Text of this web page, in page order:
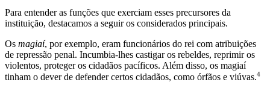
Para entender as funções que exerciam esses precursores da
instituição, destacamos a seguir os considerados principais.
Os magiaí, por exemplo, eram funcionários do rei com atribuições
de repressão penal. Incumbia-lhes castigar os rebeldes, reprimir os
violentos, proteger os cidadãos pacíficos. Além disso, os magiaí
tinham o dever de defender certos cidadãos, como órfãos e viúvas.4